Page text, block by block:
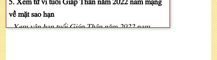
về mặt sao hạn
Xem vận hạn tuổi Giáp Thân năm 2022 nam